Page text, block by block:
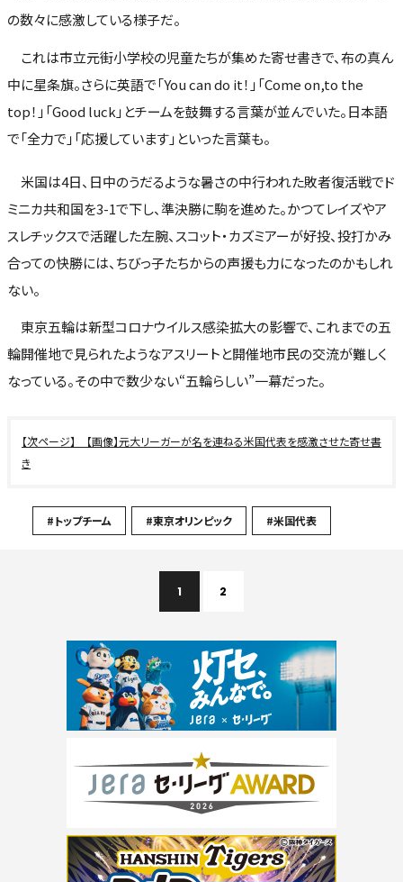
の数々に感激している様子だ。
これは市立元街小学校の児童たちが集めた寄せ書きで、布の真ん
中に星条旗。さらに英語で「You can do it！」「Come on,to the
top！」「Good luck」とチームを鼓舞する言葉が並んでいた。日本語
で「全力で」「応援しています」といった言葉も。
米国は4日、日中のうだるような暑さの中行われた敗者復活戦でド
ミニカ共和国を3-1で下し、準決勝に駒を進めた。かつてレイズやア
スレチックスで活躍した左腕、スコット・カズミアーが好投、投打かみ
合っての快勝には、ちびっ子たちからの声援も力になったのかもしれ
ない。
東京五輪は新型コロナウイルス感染拡大の影響で、これまでの五
輪開催地で見られたようなアスリートと開催地市民の交流が難しく
なっている。その中で数少ない“五輪らしい”一幕だった。
【画像】元大リーガーが名を連ねる米国代表を感激させた寄せ書
き
#トップチーム #東京オリンピック #米国代表
1 2